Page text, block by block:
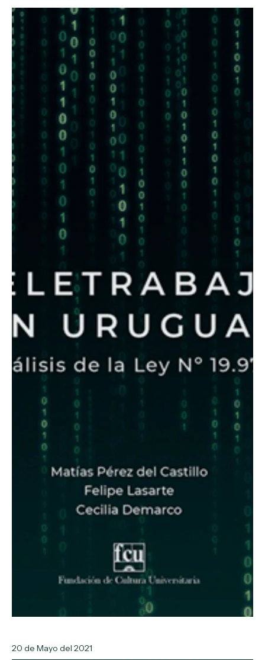
20 de Mayo del 2021